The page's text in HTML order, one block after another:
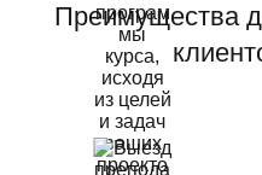
Преимущества